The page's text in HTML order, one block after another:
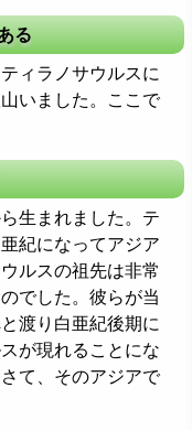
る
ィラノサウルスに
いました。ここで
生まれました。テ
紀になってアジア
ルスの祖先は非常
でした。彼らが当
渡り白亜紀後期に
が現れることにな
て、そのアジアで